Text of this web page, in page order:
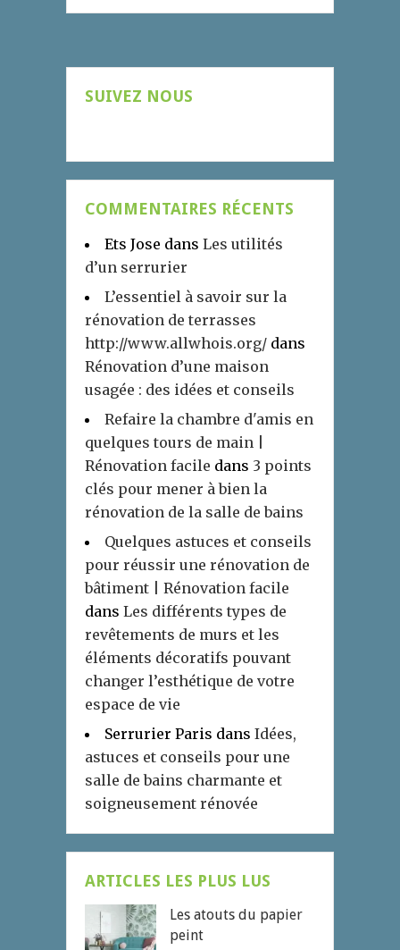
SUIVEZ NOUS
COMMENTAIRES RÉCENTS
Ets Jose dans Les utilités
d’un serrurier
L’essentiel à savoir sur la
rénovation de terrasses
http://www.allwhois.org/ dans
Rénovation d’une maison
usagée : des idées et conseils
Refaire la chambre d'amis en
quelques tours de main |
Rénovation facile dans 3 points
clés pour mener à bien la
rénovation de la salle de bains
Quelques astuces et conseils
pour réussir une rénovation de
bâtiment | Rénovation facile
dans Les différents types de
revêtements de murs et les
éléments décoratifs pouvant
changer l’esthétique de votre
espace de vie
Serrurier Paris dans Idées,
astuces et conseils pour une
salle de bains charmante et
soigneusement rénovée
ARTICLES LES PLUS LUS
Les atouts du papier
peint